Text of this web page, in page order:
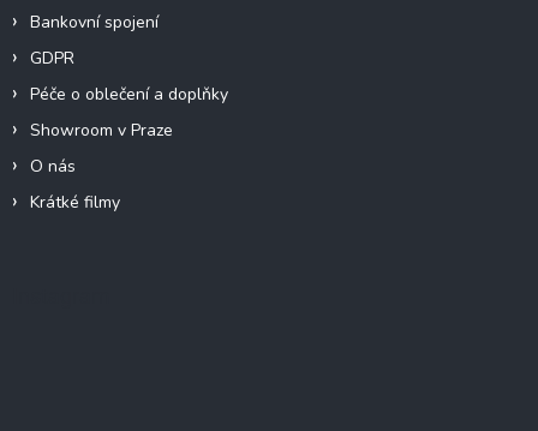
Bankovní spojení
GDPR
Péče o oblečení a doplňky
Showroom v Praze
O nás
Krátké filmy